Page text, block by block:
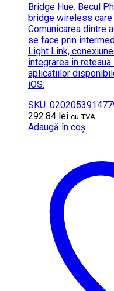
Bridge Hue. Becul
bridge wireless
Comunicarea dintre
se face prin
Light Link,
integrarea in
aplicatiilor
iOS.
SKU:
292.84 lei cu TVA
Adaugă în coș